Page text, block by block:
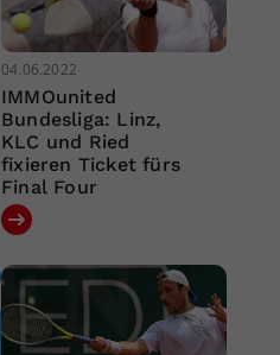
04.06.2022
IMMOunited
Bundesliga: Linz,
KLC und Ried
fixieren Ticket fürs
Final Four